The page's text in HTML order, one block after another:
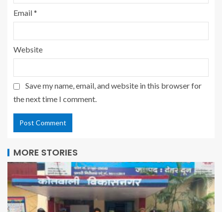
Email*
Website
Save my name, email, and website in this browser for
the next time I comment.
MORE STORIES